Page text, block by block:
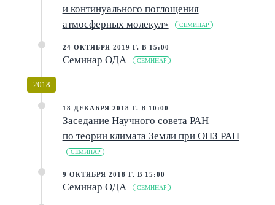
и континуального поглощения
атмосферных молекул»
СЕМИНАР
24 ОКТЯБРЯ 2019 Г. В 15:00
Семинар ОДА СЕМИНАР
2018
18 ДЕКАБРЯ 2018 Г. В 10:00
Заседание Научного совета РАН
по теории климата Земли при ОНЗ РАН
СЕМИНАР
9 ОКТЯБРЯ 2018 Г. В 15:00
Семинар ОДА СЕМИНАР